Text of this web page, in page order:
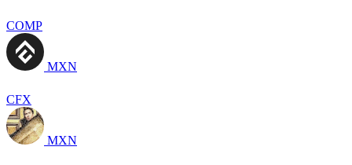
COMP
MXN
CFX
MXN